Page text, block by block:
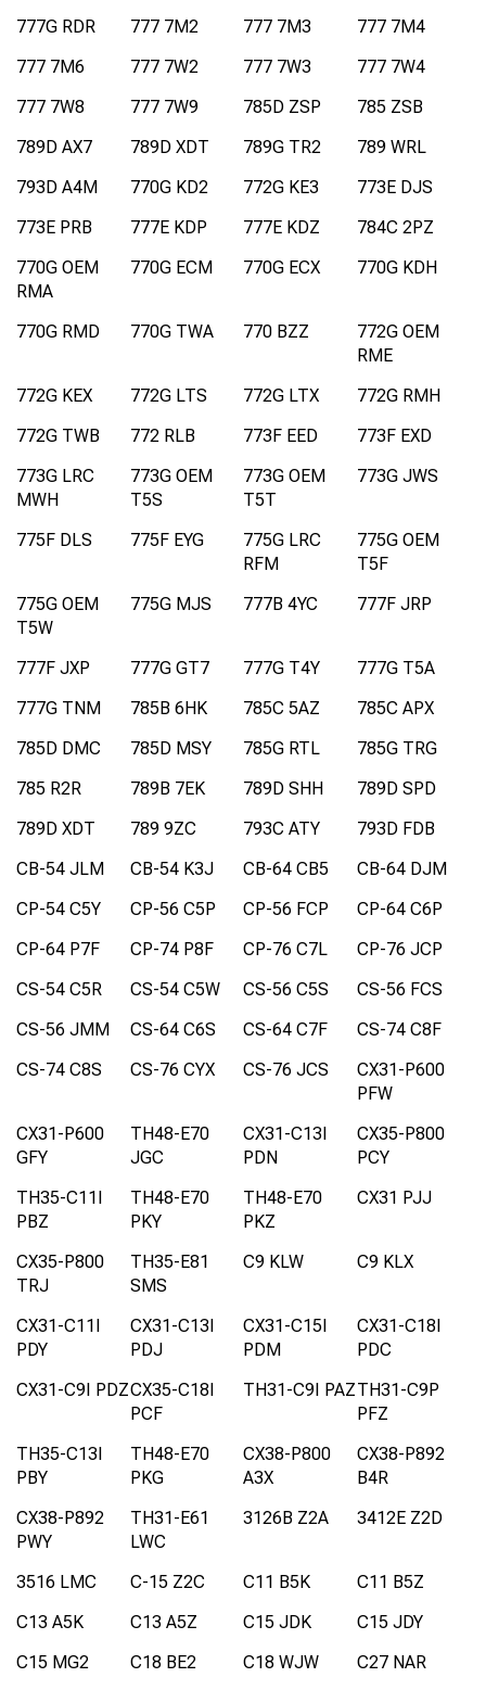
777G RDR
777 7M2 777 7M3
777 7M4
777 7M6
777 7W2 777 7W3
777 7W4
777 7W8
777 7W9 785D ZSP
785 ZSB
789D AX7
789D XDT 789G TR2
789 WRL
793D A4M
770G KD2 772G KE3
773E DJS
773E PRB
777E KDP 777E KDZ
784C 2PZ
770G OEM
RMA
770G ECM 770G ECX 770G KDH
770G RMD 770G TWA 770 BZZ
772G OEM
RME
772G KEX
772G LTS 772G LTX
772G RMH
772G TWB
772 RLB 773F EED
773F EXD
773G LRC
MWH
773G OEM
T5S
773G OEM
T5T
773G JWS
775F DLS 775F EYG
775G LRC
RFM
775G OEM
T5F
775G OEM
T5W
775G MJS 777B 4YC 777F JRP
777F JXP 777G GT7 777G T4Y
777G T5A
777G TNM
785B 6HK 785C 5AZ
785C APX
785D DMC
785D MSY 785G RTL
785G TRG
785 R2R
789B 7EK 789D SHH
789D SPD
789D XDT
789 9ZC 793C ATY
793D FDB
CB-54 JLM
CB-54 K3J CB-64 CB5
CB-64 DJM
CP-54 C5Y
CP-56 C5P CP-56 FCP
CP-64 C6P
CP-64 P7F
CP-74 P8F CP-76 C7L
CP-76 JCP
CS-54 C5R
CS-54 C5W CS-56 C5S
CS-56 FCS
CS-56 JMM
CS-64 C6S CS-64 C7F
CS-74 C8F
CS-74 C8S
CS-76 CYX CS-76 JCS
CX31-P600
PFW
CX31-P600
GFY
TH48-E70
JGC
CX31-C13I
PDN
CX35-P800
PCY
TH35-C11I
PBZ
TH48-E70
PKY
TH48-E70
PKZ
CX31 PJJ
CX35-P800
TRJ
TH35-E81
SMS
C9 KLW C9 KLX
CX31-C11I
PDY
CX31-C13I
PDJ
CX31-C15I
PDM
CX31-C18I
PDC
CX31-C9I PDZCX35-C18I
PCF
TH31-C9I PAZTH31-C9P
PFZ
TH35-C13I
PBY
TH48-E70
PKG
CX38-P800
A3X
CX38-P892
B4R
CX38-P892
PWY
TH31-E61
LWC
3126B Z2A 3412E Z2D
3516 LMC C-15 Z2C C11 B5K
C11 B5Z
C13 A5K
C13 A5Z C15 JDK
C15 JDY
C15 MG2
C18 BE2 C18 WJW
C27 NAR